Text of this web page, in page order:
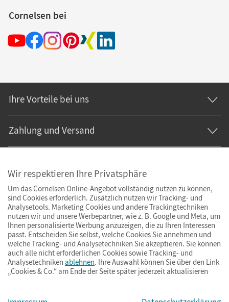
Cornelsen bei
Ihre Vorteile bei uns
Zahlung und Versand
ImpressumAGBDatenschutzBarrierefreiheitCookies & Co.
Wir respektieren Ihre Privatsphäre
Um das Cornelsen Online-Angebot vollständig nutzen zu können,
sind Cookies erforderlich. Zusätzlich nutzen wir Tracking- und
Analysetools. Marketing Cookies und andere Trackingtechniken
nutzen wir und unsere Werbepartner, wie z. B. Google und Meta, um
Ihnen personalisierte Werbung anzuzeigen, die zu Ihren Interessen
passt. Entscheiden Sie selbst, welche Cookies Sie annehmen und
welche Tracking- und Analysetechniken Sie akzeptieren. Sie können
auch alle nicht erforderlichen Cookies sowie Tracking- und
Analysetechniken ablehnen. Ihre Auswahl können Sie über den Link
„Cookies & Co.“ am Ende der Seite später jederzeit aktualisieren